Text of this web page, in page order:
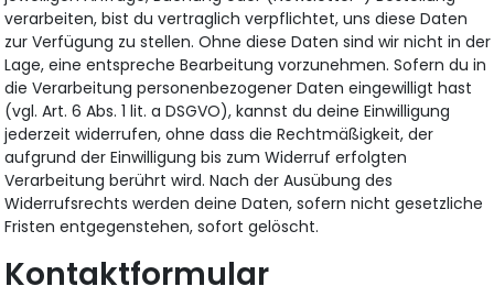
verarbeiten, bist du vertraglich verpflichtet, uns diese Daten
zur Verfügung zu stellen. Ohne diese Daten sind wir nicht in der
Lage, eine entspreche Bearbeitung vorzunehmen. Sofern du in
die Verarbeitung personenbezogener Daten eingewilligt hast
(vgl. Art. 6 Abs. 1 lit. a DSGVO), kannst du deine Einwilligung
jederzeit widerrufen, ohne dass die Rechtmäßigkeit, der
aufgrund der Einwilligung bis zum Widerruf erfolgten
Verarbeitung berührt wird. Nach der Ausübung des
Widerrufsrechts werden deine Daten, sofern nicht gesetzliche
Fristen entgegenstehen, sofort gelöscht.
Kontaktformular